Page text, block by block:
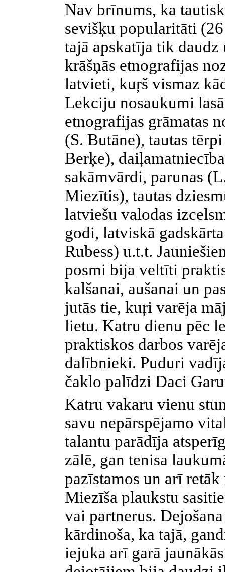
Nav brīnums, ka
sevišķu popularitāti
tajā apskatīja tik daudz
krāšņās etnografijas
latvieti, kuŗš vismaz
Lekciju nosaukumi
etnografijas grāmatas
(S. Butāne), tautas
Berķe),
sakāmvārdi, parunas
Miezītis), tautas
latviešu valodas
godi, latviskā
Rubess) u.t.t.
posmi bija veltīti
kalšanai, aušanai un
jutās tie, kuŗi varēja
lietu. Katru dienu pēc
praktiskos darbos
dalībnieki. Puduri
čaklo palīdzi Daci
Katru vakaru vienu
savu nepārspējamo
talantu parādīja
zālē, gan tenisa
pazīstamos un arī
Miezīša plaukstu
vai partnerus.
kārdinoša, ka tajā,
iejuka arī garā